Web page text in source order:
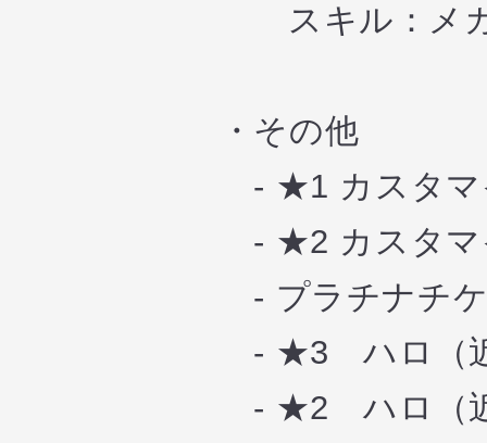
スキル： メ
・その他
- ★1 カスタマイ
- ★2 カスタマイ
- プラチナチケ
- ★3 ハロ（近
- ★2 ハロ（近